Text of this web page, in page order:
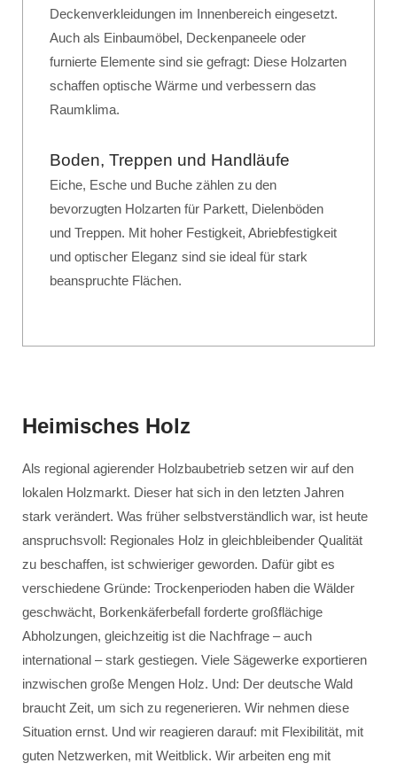
Deckenverkleidungen im Innenbereich eingesetzt.
Auch als Einbaumöbel, Deckenpaneele oder
furnierte Elemente sind sie gefragt: Diese Holzarten
schaffen optische Wärme und verbessern das
Raumklima.
Boden, Treppen und Handläufe
Eiche, Esche und Buche zählen zu den
bevorzugten Holzarten für Parkett, Dielenböden
und Treppen. Mit hoher Festigkeit, Abriebfestigkeit
und optischer Eleganz sind sie ideal für stark
beanspruchte Flächen.
Heimisches Holz
Als regional agierender Holzbaubetrieb setzen wir auf den
lokalen Holzmarkt. Dieser hat sich in den letzten Jahren
stark verändert. Was früher selbstverständlich war, ist heute
anspruchsvoll: Regionales Holz in gleichbleibender Qualität
zu beschaffen, ist schwieriger geworden. Dafür gibt es
verschiedene Gründe: Trockenperioden haben die Wälder
geschwächt, Borkenkäferbefall forderte großflächige
Abholzungen, gleichzeitig ist die Nachfrage – auch
international – stark gestiegen. Viele Sägewerke exportieren
inzwischen große Mengen Holz. Und: Der deutsche Wald
braucht Zeit, um sich zu regenerieren. Wir nehmen diese
Situation ernst. Und wir reagieren darauf: mit Flexibilität, mit
guten Netzwerken, mit Weitblick. Wir arbeiten eng mit